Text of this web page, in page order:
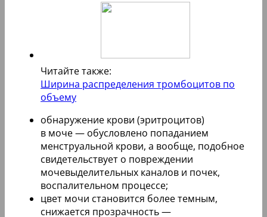
Читайте также:
Ширина распределения тромбоцитов по
объему
обнаружение крови (эритроцитов)
в моче — обусловлено попаданием
менструальной крови, а вообще, подобное
свидетельствует о повреждении
мочевыделительных каналов и почек,
воспалительном процессе;
цвет мочи становится более темным,
снижается прозрачность —